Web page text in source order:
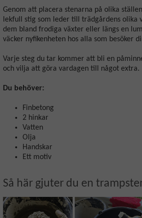
Genom att placera stenarna på olika
lekfull stig som leder till trädgårdens olika
dem bland frodiga växter eller längs en
väcker nyfikenheten hos alla som besöker
Varje steg du tar kommer att bli en
och vilja att göra vardagen till något extra.
Du behöver:
Finbetong
2 hinkar
Vatten
Olja
Handskar
Ett motiv
Så här gjuter du en